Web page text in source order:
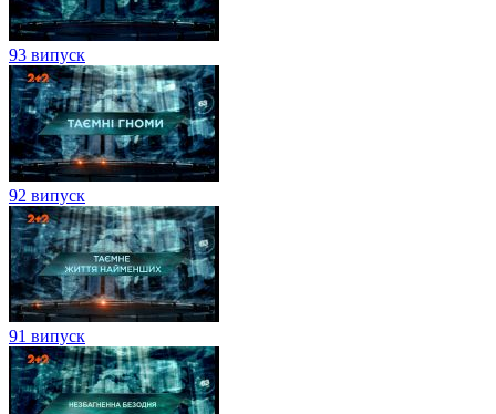
93 випуск
92 випуск
91 випуск